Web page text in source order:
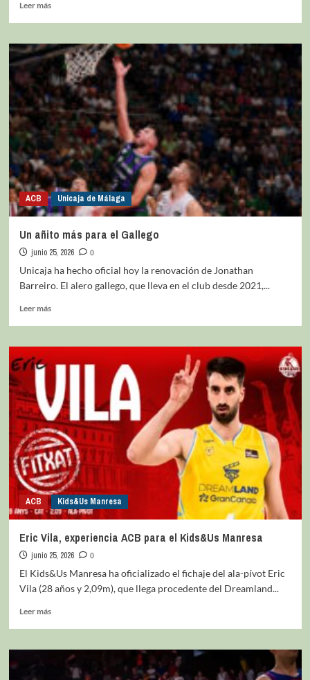
Leer más
ACB Unicaja de Málaga
Un añito más para el Gallego
junio 25, 2026
0
Unicaja ha hecho oficial hoy la renovación de Jonathan
Barreiro. El alero gallego, que lleva en el club desde 2021,...
Leer más
ACB Kids&Us Manresa
Eric Vila, experiencia ACB para el Kids&Us Manresa
junio 25, 2026
0
El Kids&Us Manresa ha oficializado el fichaje del ala-pívot Eric
Vila (28 años y 2,09m), que llega procedente del Dreamland...
Leer más